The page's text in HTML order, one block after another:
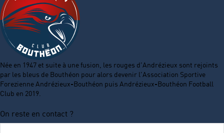
Née en 1947 et suite à une fusion, les rouges d’Andrézieux sont rejoints
par les bleus de Bouthéon pour alors devenir l’Association Sportive
Forezienne Andrézieux-Bouthéon puis Andrézieux-Bouthéon Football
Club en 2019.
On reste en contact ?